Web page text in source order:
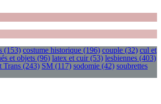
(153) costume historique (196) couple (32) cul et
et objets (96) latex et cuir(53) lesbiennes (403)
Trans (243) SM (117) sodomie (42) soubrettes